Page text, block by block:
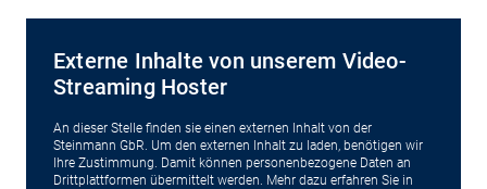
Externe Inhalte von unserem Video-
Streaming Hoster
An dieser Stelle finden sie einen externen Inhalt von der
Steinmann GbR. Um den externen Inhalt zu laden, benötigen wir
Ihre Zustimmung. Damit können personenbezogene Daten an
Drittplattformen übermittelt werden. Mehr dazu erfahren Sie in